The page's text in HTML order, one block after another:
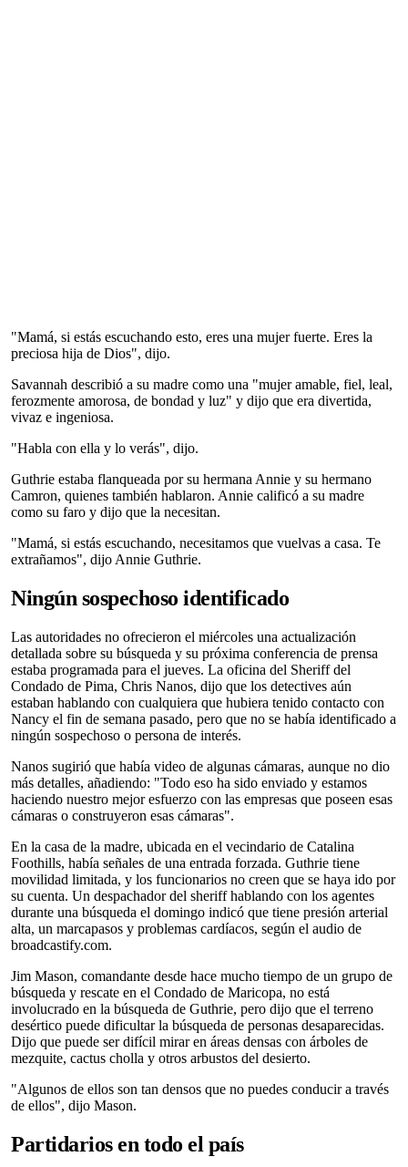
"Mamá, si estás escuchando esto, eres una mujer fuerte. Eres la
preciosa hija de Dios", dijo.
Savannah describió a su madre como una "mujer amable, fiel, leal,
ferozmente amorosa, de bondad y luz" y dijo que era divertida,
vivaz e ingeniosa.
"Habla con ella y lo verás", dijo.
Guthrie estaba flanqueada por su hermana Annie y su hermano
Camron, quienes también hablaron. Annie calificó a su madre
como su faro y dijo que la necesitan.
"Mamá, si estás escuchando, necesitamos que vuelvas a casa. Te
extrañamos", dijo Annie Guthrie.
Ningún sospechoso identificado
Las autoridades no ofrecieron el miércoles una actualización
detallada sobre su búsqueda y su próxima conferencia de prensa
estaba programada para el jueves. La oficina del Sheriff del
Condado de Pima, Chris Nanos, dijo que los detectives aún
estaban hablando con cualquiera que hubiera tenido contacto con
Nancy el fin de semana pasado, pero que no se había identificado a
ningún sospechoso o persona de interés.
Nanos sugirió que había video de algunas cámaras, aunque no dio
más detalles, añadiendo: "Todo eso ha sido enviado y estamos
haciendo nuestro mejor esfuerzo con las empresas que poseen esas
cámaras o construyeron esas cámaras".
En la casa de la madre, ubicada en el vecindario de Catalina
Foothills, había señales de una entrada forzada. Guthrie tiene
movilidad limitada, y los funcionarios no creen que se haya ido por
su cuenta. Un despachador del sheriff hablando con los agentes
durante una búsqueda el domingo indicó que tiene presión arterial
alta, un marcapasos y problemas cardíacos, según el audio de
broadcastify.com.
Jim Mason, comandante desde hace mucho tiempo de un grupo de
búsqueda y rescate en el Condado de Maricopa, no está
involucrado en la búsqueda de Guthrie, pero dijo que el terreno
desértico puede dificultar la búsqueda de personas desaparecidas.
Dijo que puede ser difícil mirar en áreas densas con árboles de
mezquite, cactus cholla y otros arbustos del desierto.
"Algunos de ellos son tan densos que no puedes conducir a través
de ellos", dijo Mason.
Partidarios en todo el país